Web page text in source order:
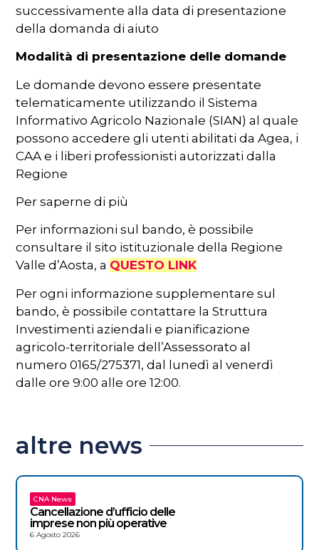
successivamente alla data di presentazione
della domanda di aiuto
Modalità di presentazione delle domande
Le domande devono essere presentate
telematicamente utilizzando il Sistema
Informativo Agricolo Nazionale (SIAN) al quale
possono accedere gli utenti abilitati da Agea, i
CAA e i liberi professionisti autorizzati dalla
Regione
Per saperne di più
Per informazioni sul bando, è possibile
consultare il sito istituzionale della Regione
Valle d’Aosta, a QUESTO LINK
Per ogni informazione supplementare sul
bando, è possibile contattare la Struttura
Investimenti aziendali e pianificazione
agricolo-territoriale dell’Assessorato al
numero 0165/275371, dal lunedì al venerdì
dalle ore 9:00 alle ore 12:00.
altre news
CNA News
Cancellazione d’ufficio delle
imprese non più operative
6 Agosto 2026